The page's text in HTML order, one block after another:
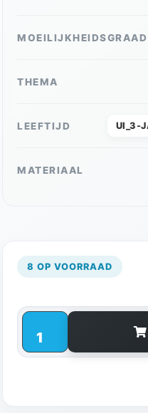
MOEILIJKHEIDSGRAAD
THEMA
LEEFTIJD UI_3-
MATERIAAL
8 OP VOORRAAD